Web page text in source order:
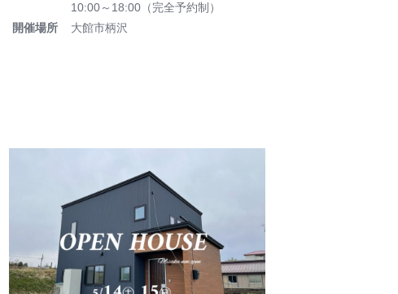
10:00～18:00（完全予約制）
開催場所
大館市柄沢